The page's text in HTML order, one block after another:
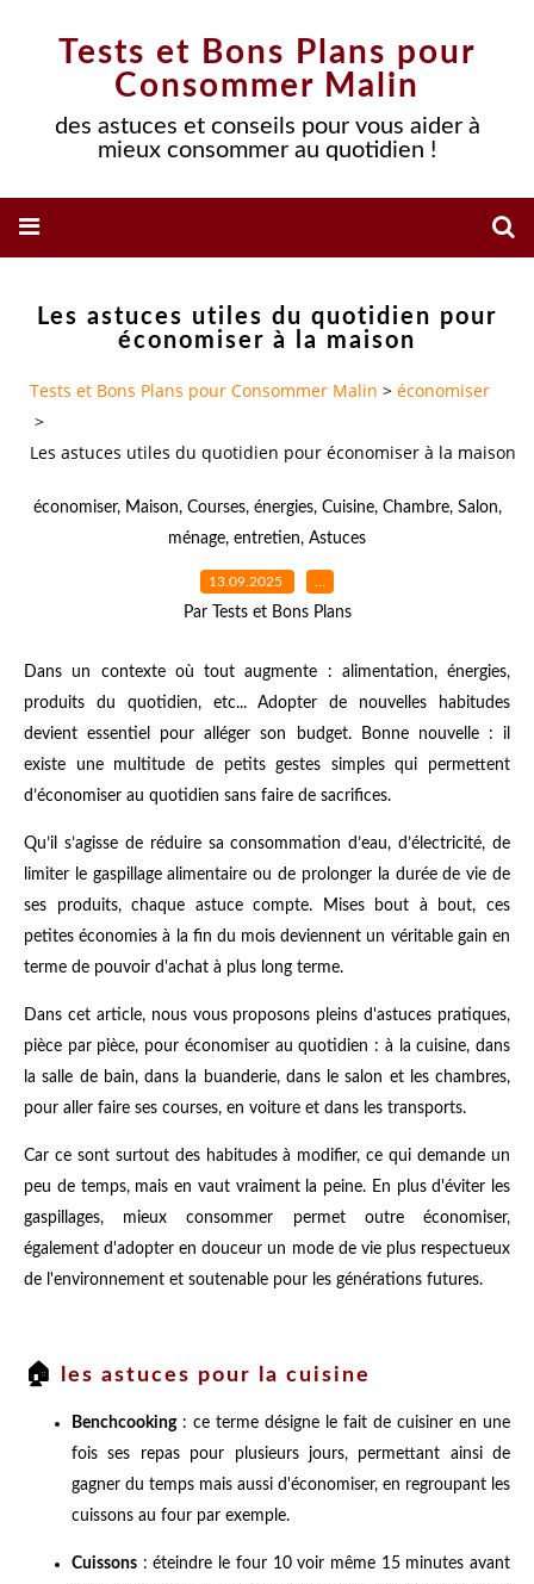
Tests et Bons Plans pour
Consommer Malin
des astuces et conseils pour vous aider à
mieux consommer au quotidien !
Les astuces utiles du quotidien pour
économiser à la maison
Tests et Bons Plans pour Consommer Malin > économiser
>
Les astuces utiles du quotidien pour économiser à la maison
économiser, Maison, Courses, énergies, Cuisine, Chambre, Salon,
ménage, entretien, Astuces
13.09.2025 …
Par Tests et Bons Plans
Dans un contexte où tout augmente : alimentation, énergies,
produits du quotidien, etc... Adopter de nouvelles habitudes
devient essentiel pour alléger son budget. Bonne nouvelle : il
existe une multitude de petits gestes simples qui permettent
d’économiser au quotidien sans faire de sacrifices.
Qu’il s’agisse de réduire sa consommation d’eau, d’électricité, de
limiter le gaspillage alimentaire ou de prolonger la durée de vie de
ses produits, chaque astuce compte. Mises bout à bout, ces
petites économies à la fin du mois deviennent un véritable gain en
terme de pouvoir d'achat à plus long terme.
Dans cet article, nous vous proposons pleins d'astuces pratiques,
pièce par pièce, pour économiser au quotidien : à la cuisine, dans
la salle de bain, dans la buanderie, dans le salon et les chambres,
pour aller faire ses courses, en voiture et dans les transports.
Car ce sont surtout des habitudes à modifier, ce qui demande un
peu de temps, mais en vaut vraiment la peine. En plus d'éviter les
gaspillages, mieux consommer permet outre économiser,
également d'adopter en douceur un mode de vie plus respectueux
de l'environnement et soutenable pour les générations futures.
🏠 les astuces pour la cuisine
Benchcooking: ce terme désigne le fait de cuisiner en une
fois ses repas pour plusieurs jours, permettant ainsi de
gagner du temps mais aussi d'économiser, en regroupant les
cuissons au four par exemple.
Cuissons : éteindre le four 10 voir même 15 minutes avant